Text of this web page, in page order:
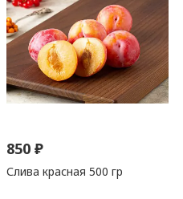
850₽
Слива красная 500 гр